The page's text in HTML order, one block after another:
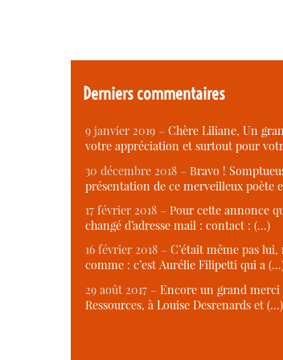
Derniers commentaires
9 janvier 2019 – Chère Liliane, Un
votre appréciation et surtout pour
30 décembre 2018 – Bravo !
présentation de ce merveilleux poète
17 février 2018 – Pour cette annonce
changé d’adresse mail : contact : (…)
16 février 2018 – C’était même pas lui,
comme : c’est Aurélie Filipetti qui a
29 août 2017 – Encore un grand merci
Ressources, à Louise Desrenards et (…)